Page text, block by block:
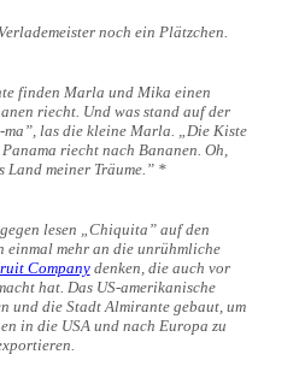
noch ein Plätzchen.
finden Marla und Mika einen
riecht. Und was stand auf der
ma”, las die kleine Marla. „Die Kiste
riecht nach Bananen. Oh,
Land meiner Träume.” *
lesen „Chiquita” auf den
einmal mehr an die unrühmliche
Companydenken, die auch vor
hat. Das US-amerikanische
und die Stadt Almirante gebaut, um
in die USA und nach Europa zu